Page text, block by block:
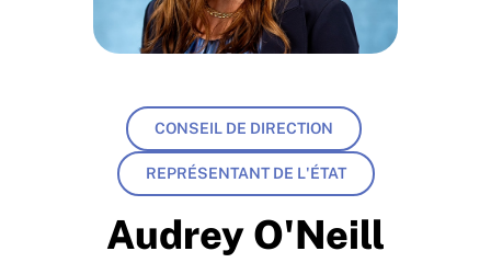
CONSEIL DE DIRECTION
REPRÉSENTANT DE L'ÉTAT
Audrey O'Neill